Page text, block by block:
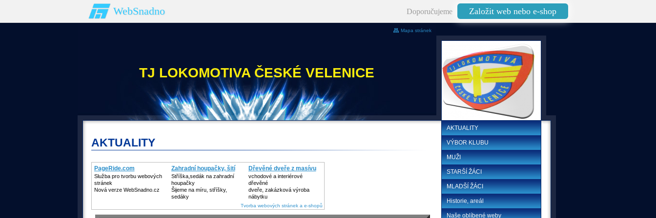
WebSnadno Doporučujeme Založit web nebo e-shop
TJ LOKOMOTIVA ČESKÉ VELENICE
Mapa stránek
AKTUALITY
PageRide.com
Služba pro tvorbu webových
stránek
Nová verze WebSnadno.cz
Zahradní houpačky, šití
Stříška,sedák na zahradní
houpačky
Šijeme na míru, stříšky,
sedáky
Dřevěné dveře z masívu
vchodové a interiérové
dřevěné
dveře, zakázková výroba
nábytku
Tvorba webových stránek a e-shopů
AKTUALITY
VÝBOR KLUBU
MUŽI
STARŠÍ ŽÁCI
MLADŠÍ ŽÁCI
Historie‚ areál
Naše oblíbené weby